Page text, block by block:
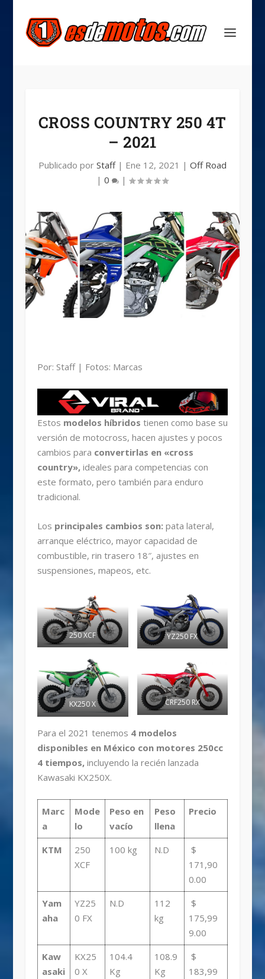
CROSS COUNTRY 250 4T
– 2021
Publicado por Staff| Ene 12, 2021 | Off Road
|0 |
Por: Staff | Fotos: Marcas
Estos modelos híbridos tienen como base su
versión de motocross, hacen ajustes y pocos
cambios para convertirlas en «cross
country», ideales para competencias con
este formato, pero también para enduro
tradicional.
Los principales cambios son: pata lateral,
arranque eléctrico, mayor capacidad de
combustible, rin trasero 18″, ajustes en
suspensiones, mapeos, etc.
250 XCF YZ250 FX
KX250 X CRF250 RX
Para el 2021 tenemos 4 modelos
disponibles en México con motores 250cc
4 tiempos, incluyendo la recién lanzada
Kawasaki KX250X.
Marc
a
Mode
lo
Peso en
vacío
Peso
llena
Precio
KTM
250
XCF
100 kg N.D
$
171,90
0.00
Yam
aha
YZ25
0 FX
N.D
112
kg
$
175,99
9.00
Kaw
asaki
KX25
0 X
104.4
Kg
108.9
Kg
$
183,99